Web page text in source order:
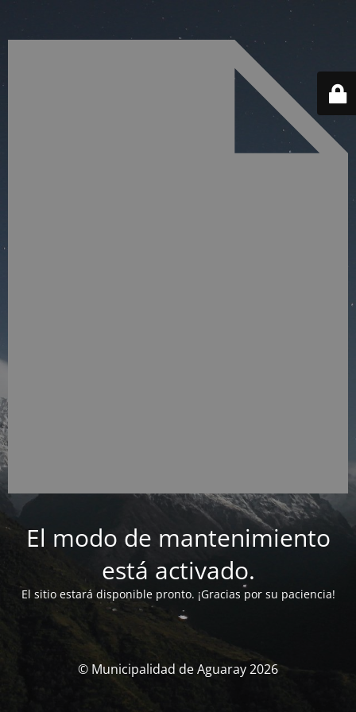
El modo de mantenimiento
está activado.
El sitio estará disponible pronto. ¡Gracias por su paciencia!
© Municipalidad de Aguaray 2026